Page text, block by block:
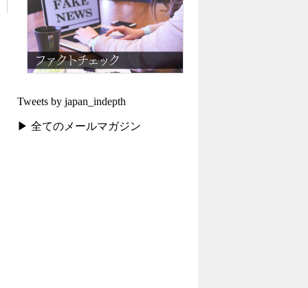
Tweets by japan_indepth
▶ 全てのメールマガジン